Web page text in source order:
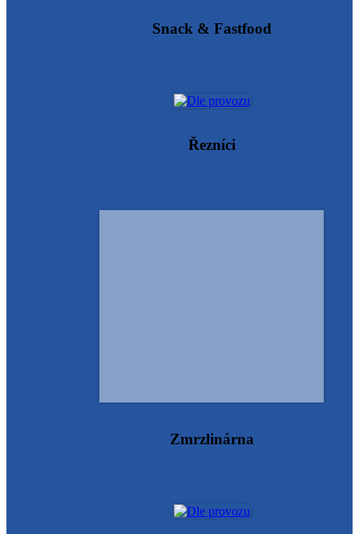
Snack & Fastfood
Řezníci
Zmrzlinárna